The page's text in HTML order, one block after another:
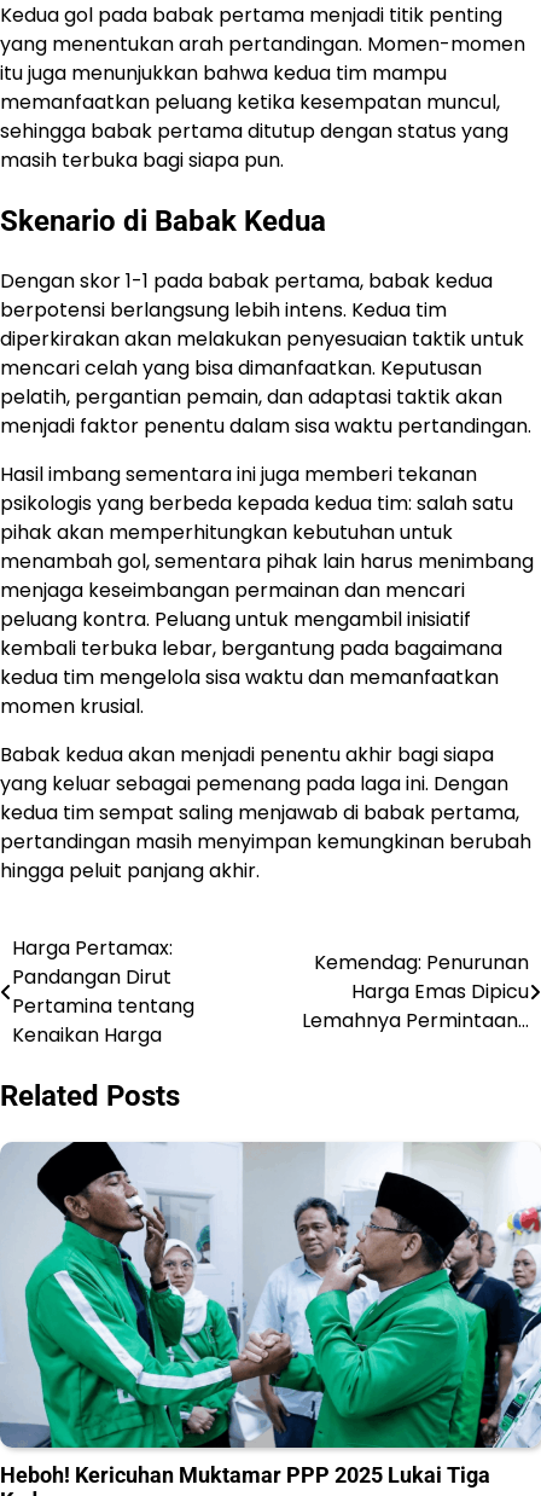
Kedua gol pada babak pertama menjadi titik penting
yang menentukan arah pertandingan. Momen-momen
itu juga menunjukkan bahwa kedua tim mampu
memanfaatkan peluang ketika kesempatan muncul,
sehingga babak pertama ditutup dengan status yang
masih terbuka bagi siapa pun.
Skenario di Babak Kedua
Dengan skor 1-1 pada babak pertama, babak kedua
berpotensi berlangsung lebih intens. Kedua tim
diperkirakan akan melakukan penyesuaian taktik untuk
mencari celah yang bisa dimanfaatkan. Keputusan
pelatih, pergantian pemain, dan adaptasi taktik akan
menjadi faktor penentu dalam sisa waktu pertandingan.
Hasil imbang sementara ini juga memberi tekanan
psikologis yang berbeda kepada kedua tim: salah satu
pihak akan memperhitungkan kebutuhan untuk
menambah gol, sementara pihak lain harus menimbang
menjaga keseimbangan permainan dan mencari
peluang kontra. Peluang untuk mengambil inisiatif
kembali terbuka lebar, bergantung pada bagaimana
kedua tim mengelola sisa waktu dan memanfaatkan
momen krusial.
Babak kedua akan menjadi penentu akhir bagi siapa
yang keluar sebagai pemenang pada laga ini. Dengan
kedua tim sempat saling menjawab di babak pertama,
pertandingan masih menyimpan kemungkinan berubah
hingga peluit panjang akhir.
Navigasi
pos
Harga Pertamax:
Pandangan Dirut
Pertamina tentang
Kenaikan Harga
Kemendag: Penurunan
Harga Emas Dipicu
Lemahnya Permintaan…
Related Posts
Heboh! Kericuhan Muktamar PPP 2025 Lukai Tiga